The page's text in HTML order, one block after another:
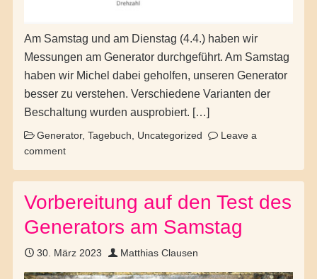
Am Samstag und am Dienstag (4.4.) haben wir
Messungen am Generator durchgeführt. Am Samstag
haben wir Michel dabei geholfen, unseren Generator
besser zu verstehen. Verschiedene Varianten der
Beschaltung wurden ausprobiert. […]
Generator, Tagebuch Uncategorized
Leave a
comment
Vorbereitung auf den Test des
Generators am Samstag
30. März 2023 Matthias Clausen